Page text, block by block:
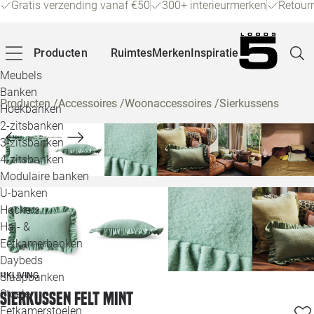
Gratis verzending vanaf €50 300+ interieurmerken
Producten
Meubels
Banken
Hoekbanken
2-zitsbanken
3-zitsbanken
4-zitsbanken
Modulaire banken
U-banken
Hockers
Hal- &
Eetkamerbanken
Daybeds
Slaapbanken
Stoelen
Eetkamerstoelen
RuimtesMerkenInspiratie
Producten/Accessoires /Woonaccessoires /Sierkussens
HKLIVING
Sierkussen felt mint